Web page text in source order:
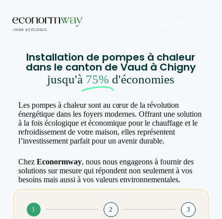
Installation de pompes à chaleur
dans le canton de Vaud à Chigny
jusqu'à 75% d'économies
Les pompes à chaleur sont au cœur de la révolution
énergétique dans les foyers modernes. Offrant une solution
à la fois écologique et économique pour le chauffage et le
refroidissement de votre maison, elles représentent
l’investissement parfait pour un avenir durable.
Chez Econormway, nous nous engageons à fournir des
solutions sur mesure qui répondent non seulement à vos
besoins mais aussi à vos valeurs environnementales.
1 2 3